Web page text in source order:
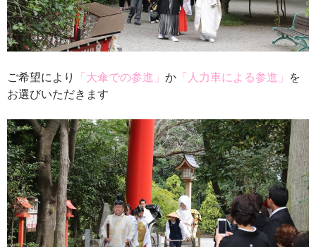
ご希望により 「大傘での参進」 か 「人力車による参進」 を
お選びいただきます